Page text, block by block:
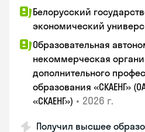
Белорусский
экономический
Образовательная
некоммерческая
дополнительного
образования «СКАЕНГ»
«СКАЕНГ») • 2026 г.
Получил высшее